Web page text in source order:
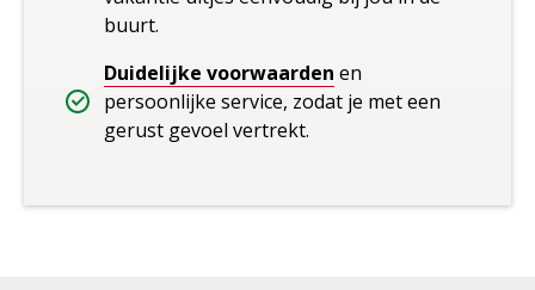
buurt.
Duidelijke voorwaarden en
persoonlijke service, zodat je met een
gerust gevoel vertrekt.